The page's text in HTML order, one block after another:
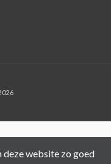
website zo goed